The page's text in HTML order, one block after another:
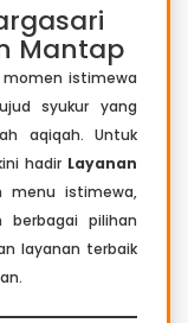
Mantap
momen istimewa
syukur yang
aqiqah. Untuk
hadir Layanan
menu istimewa,
berbagai pilihan
layanan terbaik